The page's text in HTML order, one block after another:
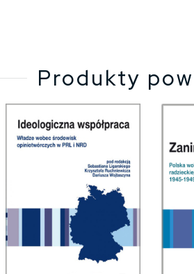
Produkty